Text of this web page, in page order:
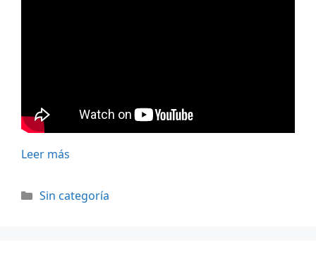
Leer más
Categorías
Sin categoría